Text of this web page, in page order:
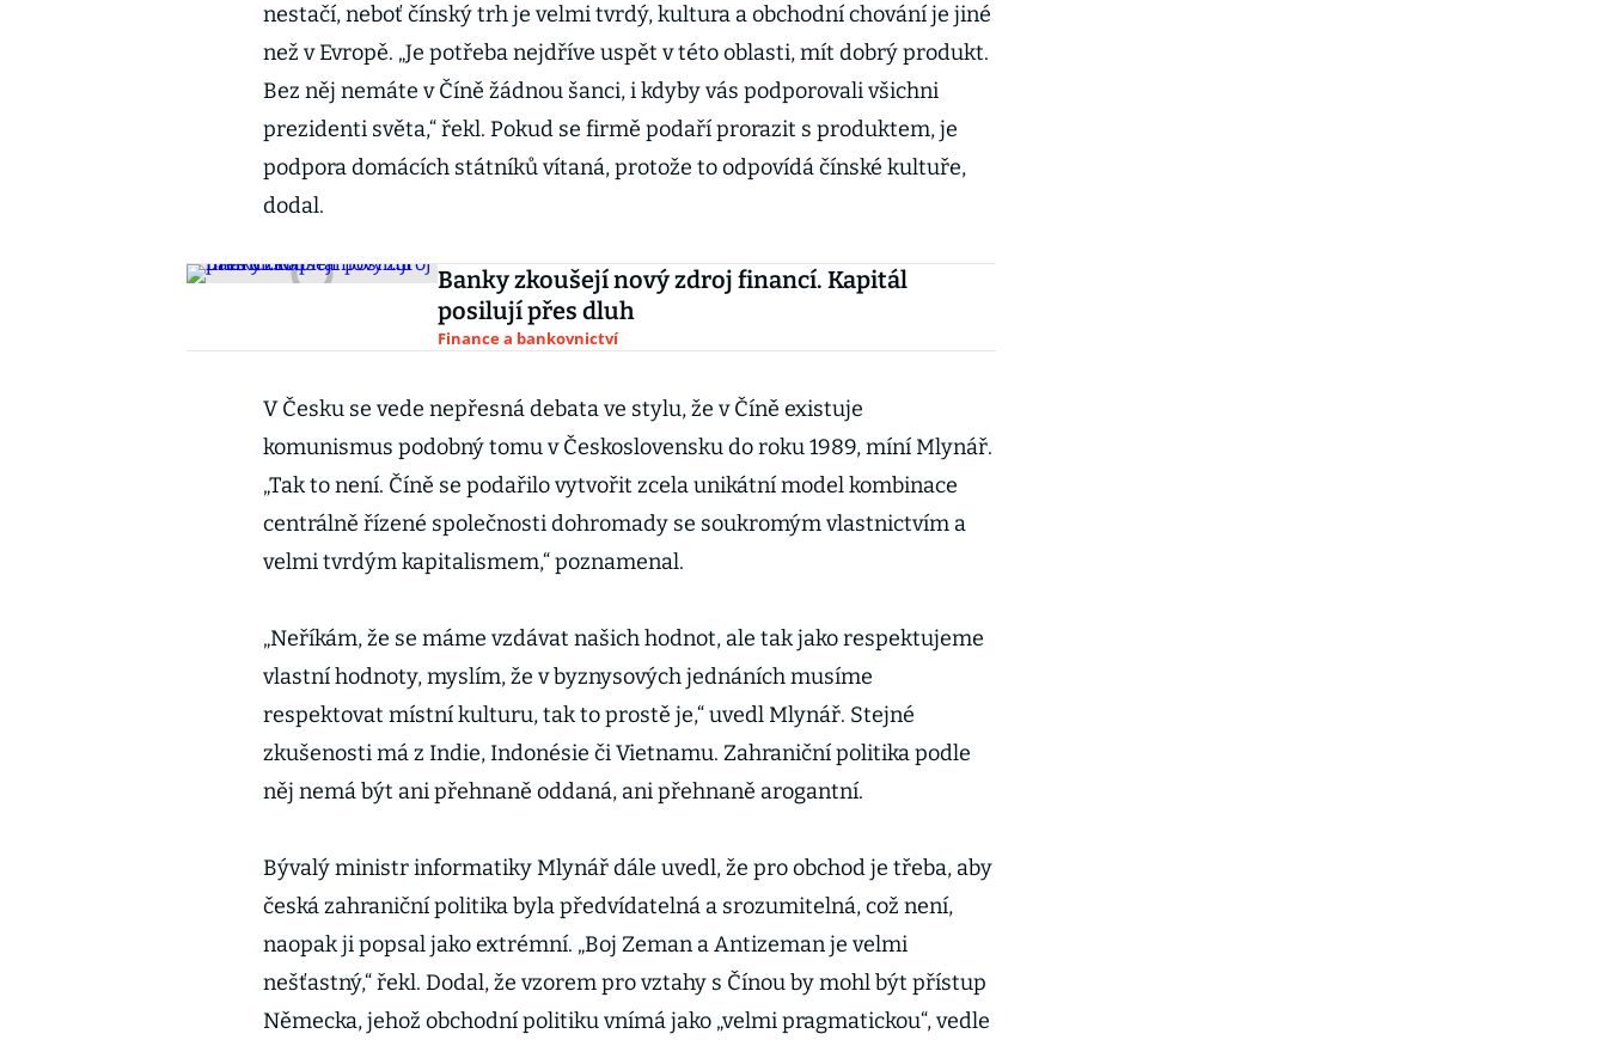
nestačí, neboť čínský trh je velmi tvrdý, kultura a obchodní chování je jiné
než v Evropě. „Je potřeba nejdříve uspět v této oblasti, mít dobrý produkt.
Bez něj nemáte v Číně žádnou šanci, i kdyby vás podporovali všichni
prezidenti světa,“ řekl. Pokud se firmě podaří prorazit s produktem, je
podpora domácích státníků vítaná, protože to odpovídá čínské kultuře,
dodal.
Banky zkoušejí nový zdroj financí. Kapitál
posilují přes dluh
Finance a bankovnictví
V Česku se vede nepřesná debata ve stylu, že v Číně existuje
komunismus podobný tomu v Československu do roku 1989, míní Mlynář.
„Tak to není. Číně se podařilo vytvořit zcela unikátní model kombinace
centrálně řízené společnosti dohromady se soukromým vlastnictvím a
velmi tvrdým kapitalismem,“ poznamenal.
„Neříkám, že se máme vzdávat našich hodnot, ale tak jako respektujeme
vlastní hodnoty, myslím, že v byznysových jednáních musíme
respektovat místní kulturu, tak to prostě je,“ uvedl Mlynář. Stejné
zkušenosti má z Indie, Indonésie či Vietnamu. Zahraniční politika podle
něj nemá být ani přehnaně oddaná, ani přehnaně arogantní.
Bývalý ministr informatiky Mlynář dále uvedl, že pro obchod je třeba, aby
česká zahraniční politika byla předvídatelná a srozumitelná, což není,
naopak ji popsal jako extrémní. „Boj Zeman a Antizeman je velmi
nešťastný,“ řekl. Dodal, že vzorem pro vztahy s Čínou by mohl být přístup
Německa, jehož obchodní politiku vnímá jako „velmi pragmatickou“, vedle